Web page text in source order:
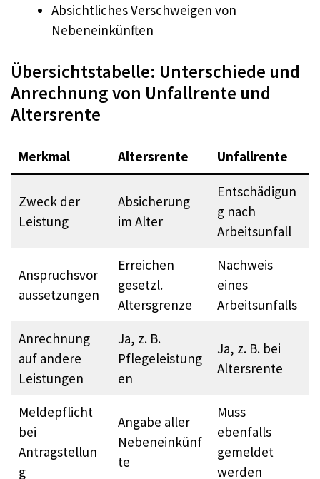
Absichtliches Verschweigen von
Nebeneinkünften
Übersichtstabelle: Unterschiede und
Anrechnung von Unfallrente und
Altersrente
Merkmal Altersrente Unfallrente
Zweck der
Leistung
Absicherung
im Alter
Entschädigun
g nach
Arbeitsunfall
Anspruchsvor
aussetzungen
Erreichen
gesetzl.
Altersgrenze
Nachweis
eines
Arbeitsunfalls
Anrechnung
auf andere
Leistungen
Ja, z. B.
Pflegeleistung
en
Ja, z. B. bei
Altersrente
Meldepflicht
bei
Antragstellun
g
Angabe aller
Nebeneinkünf
te
Muss
ebenfalls
gemeldet
werden